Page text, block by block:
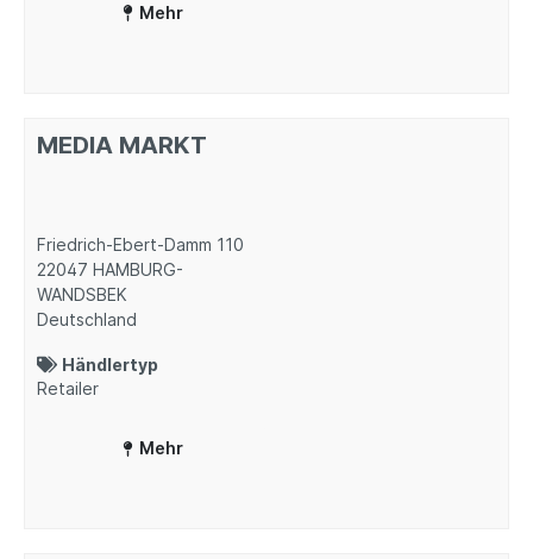
Mehr
MEDIA MARKT
Friedrich-Ebert-Damm 110
22047 HAMBURG-
WANDSBEK
Deutschland
Händlertyp
Retailer
Mehr